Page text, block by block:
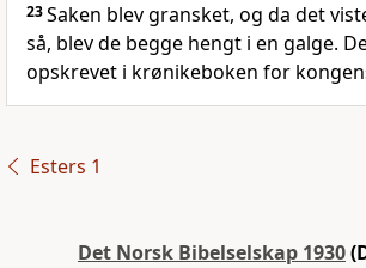
23Saken blev gransket, og da det
så, blev de begge hengt i en galge.
opskrevet i krønikeboken for
Esters 1
Det Norsk Bibelselskap 1930